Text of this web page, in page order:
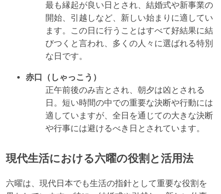
最も縁起が良い日とされ、結婚式や新事業の
開始、引越しなど、新しい始まりに適してい
ます。この日に行うことはすべて好結果に結
びつくと言われ、多くの人々に選ばれる特別
な日です。
赤口（しゃっこう）
正午前後のみ吉とされ、朝夕は凶とされる
日。短い時間の中での重要な決断や行動には
適していますが、全日を通じての大きな決断
や行事には避けるべき日とされています。
現代生活における六曜の役割と活用法
六曜は、現代日本でも生活の指針として重要な役割を